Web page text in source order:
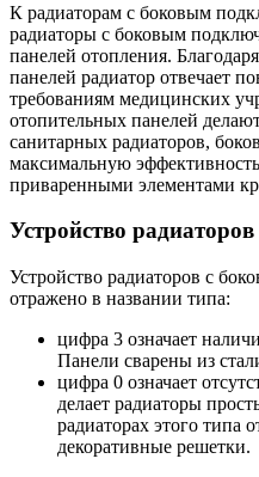
К радиаторам с боковым
радиаторы с боковым
панелей отопления.
панелей радиатор отвечает
требованиям медицинских
отопительных панелей
санитарных радиаторов,
максимальную
приваренными элементами
Устройство
Устройство радиаторов с
отражено в названии типа:
цифра 3 означает
Панели сварены из
цифра 0 означает
делает радиаторы
радиаторах этого типа
декоративные решетки.